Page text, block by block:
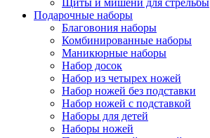
Подарочные наборы
Благовония наборы
Комбинированные наборы
Маникюрные наборы
Набор досок
Набор из четырех ножей
Набор ножей без подставки
Набор ножей с подставкой
Наборы для детей
Наборы ножей